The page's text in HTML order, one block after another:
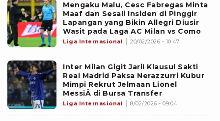
Mengaku Malu, Cesc Fabregas Minta
Maaf dan Sesali Insiden di Pinggir
Lapangan yang Bikin Allegri Diusir
Wasit pada Laga AC Milan vs Como
Liga Internasional 20/02/2026 - 10:47
Inter Milan Gigit Jari! Klausul Sakti
Real Madrid Paksa Nerazzurri Kubur
Mimpi Rekrut Jelmaan Lionel
MessiÂ di Bursa Transfer
Liga Internasional 8/02/2026 - 09:04